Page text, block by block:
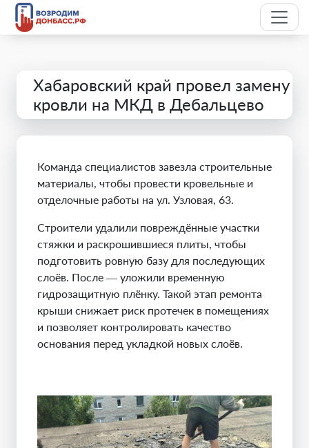
Хабаровский край провел замену
кровли на МКД в Дебальцево
Команда специалистов завезла строительные
материалы, чтобы провести кровельные и
отделочные работы на ул. Узловая, 63.
Строители удалили повреждённые участки
стяжки и раскрошившиеся плиты, чтобы
подготовить ровную базу для последующих
слоёв. После — уложили временную
гидрозащитную плёнку. Такой этап ремонта
крыши снижает риск протечек в помещениях
и позволяет контролировать качество
основания перед укладкой новых слоёв.